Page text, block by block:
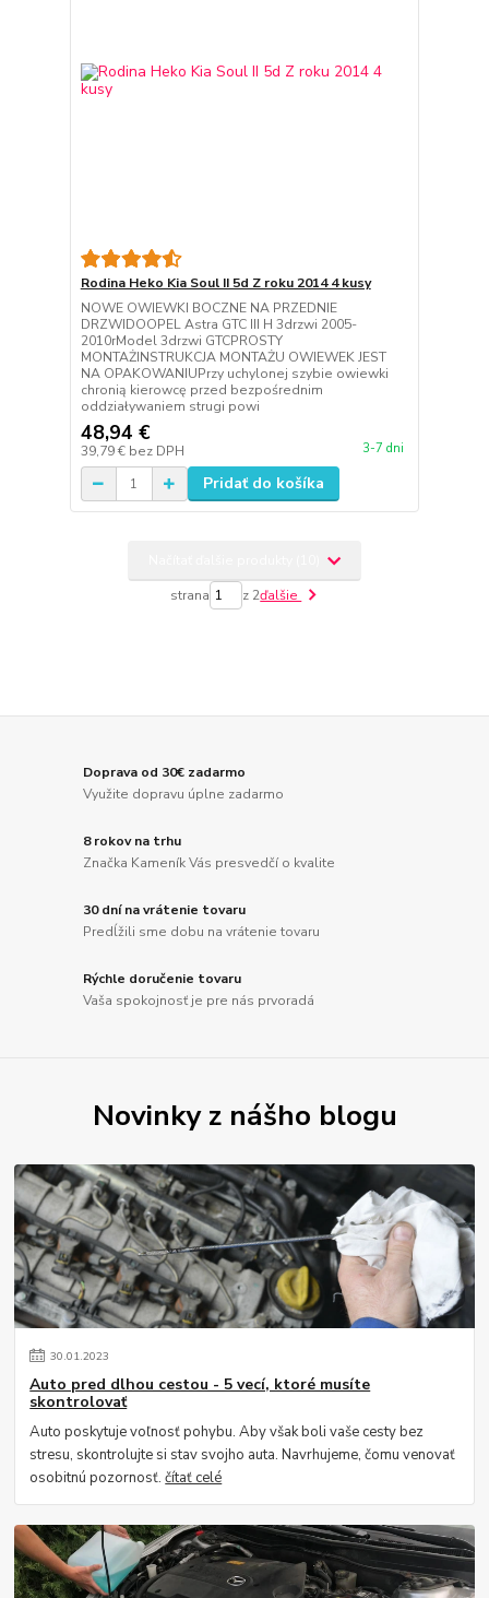
Rodina Heko Kia Soul II 5d Z roku 2014 4 kusy
NOWE OWIEWKI BOCZNE NA PRZEDNIE
DRZWIDOOPEL Astra GTC III H 3drzwi 2005-
2010rModel 3drzwi GTCPROSTY
MONTAŻINSTRUKCJA MONTAŻU OWIEWEK JEST
NA OPAKOWANIUPrzy uchylonej szybie owiewki
chronią kierowcę przed bezpośrednim
oddziaływaniem strugi powi
48,94 €
39,79 € bez DPH 3-7 dni
Pridať do košíka
strana z 2ďalšie
Doprava od 30€ zadarmo
Využite dopravu úplne zadarmo
8 rokov na trhu
Značka Kameník Vás presvedčí o kvalite
30 dní na vrátenie tovaru
Predĺžili sme dobu na vrátenie tovaru
Rýchle doručenie tovaru
Vaša spokojnosť je pre nás prvoradá
Novinky z nášho blogu
30.01.2023
Auto pred dlhou cestou - 5 vecí, ktoré musíte
skontrolovať
Auto poskytuje voľnosť pohybu. Aby však boli vaše cesty bez
stresu, skontrolujte si stav svojho auta. Navrhujeme, čomu venovať
osobitnú pozornosť.čítať celé